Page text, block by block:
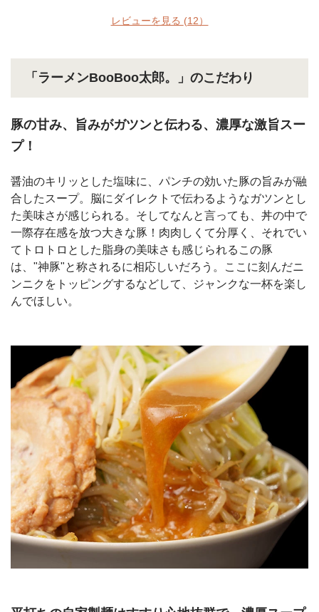
レビューを見る (12）
「ラーメンBooBoo太郎。」のこだわり
豚の甘み、旨みがガツンと伝わる、濃厚な激旨スー
プ！
醤油のキリッとした塩味に、パンチの効いた豚の旨みが融
合したスープ。脳にダイレクトで伝わるようなガツンとし
た美味さが感じられる。そしてなんと言っても、丼の中で
一際存在感を放つ大きな豚！肉肉しくて分厚く、それでい
てトロトロとした脂身の美味さも感じられるこの豚
は、"神豚"と称されるに相応しいだろう。ここに刻んだニ
ンニクをトッピングするなどして、ジャンクな一杯を楽し
んでほしい。